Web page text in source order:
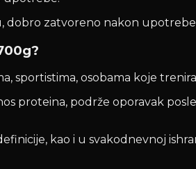
dobro zatvoreno nakon
sportistima, osobama koje
proteina, podrže oporavak
kao i u svakodnevnoj